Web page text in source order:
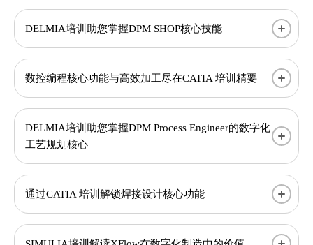
DELMIA培训助您掌握DPM SHOP核心技能
​数控编程核心功能与高效加工尽在CATIA 培训精要
DELMIA培训助您掌握DPM Process Engineer的数字化
工艺规划核心
通过CATIA 培训解锁焊接设计核心功能